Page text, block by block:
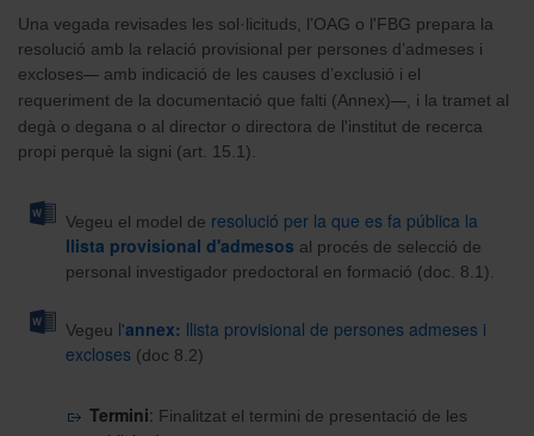
Una vegada revisades les sol·licituds, l’OAG o l'FBG prepara la
resolució amb la relació provisional per persones d’admeses i
excloses— amb indicació de les causes d’exclusió i el
requeriment de la documentació que falti (Annex)—, i la tramet al
degà o degana o al director o directora de l'institut de recerca
propi perquè la signi (art. 15.1).
Vegeu el model de resolució per la que es fa pública la
llista provisional d'admesos al procés de selecció de
personal investigador predoctoral en formació (doc. 8.1).
Vegeu l'annex: llista provisional de persones admeses i
excloses (doc 8.2)
Termini: Finalitzat el termini de presentació de les